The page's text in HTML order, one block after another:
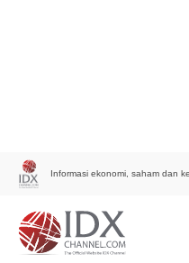
Informasi ekonomi, saham dan